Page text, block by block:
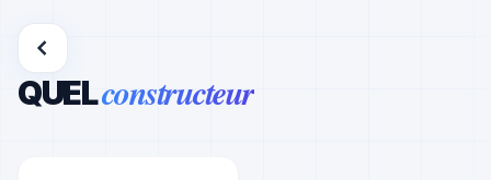
QUELconstructeur